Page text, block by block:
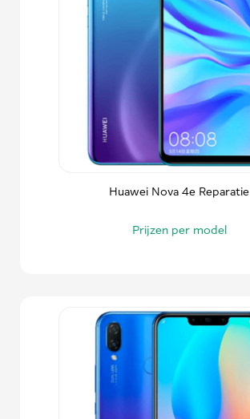
Huawei Nova 4e Reparatie
Prijzen per model